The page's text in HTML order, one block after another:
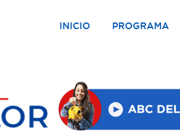
INICIO PROGRAMA